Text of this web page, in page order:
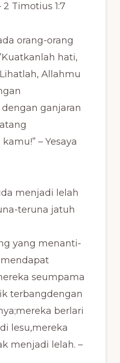
Timotius 1:7
orang-orang
hati,
Allahmu
ganjaran
– Yesaya
menjadi lelah
teruna jatuh
yang menanti-
seumpama
terbangdengan
berlari
lesu,mereka
menjadi lelah. –